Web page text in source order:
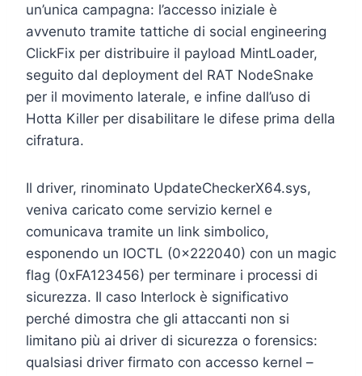
un’unica campagna: l’accesso iniziale è
avvenuto tramite tattiche di social engineering
ClickFix per distribuire il payload MintLoader,
seguito dal deployment del RAT NodeSnake
per il movimento laterale, e infine dall’uso di
Hotta Killer per disabilitare le difese prima della
cifratura.
Il driver, rinominato UpdateCheckerX64.sys,
veniva caricato come servizio kernel e
comunicava tramite un link simbolico,
esponendo un IOCTL (0x222040) con un magic
flag (0xFA123456) per terminare i processi di
sicurezza. Il caso Interlock è significativo
perché dimostra che gli attaccanti non si
limitano più ai driver di sicurezza o forensics:
qualsiasi driver firmato con accesso kernel –